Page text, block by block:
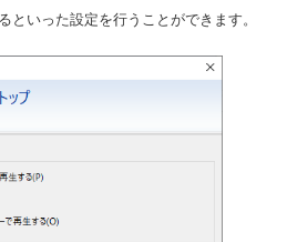
といった設定を行うことができます。